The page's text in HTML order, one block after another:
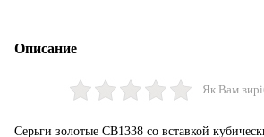
Описание
Як Вам
Серьги золотые СВ1338 со вставкой